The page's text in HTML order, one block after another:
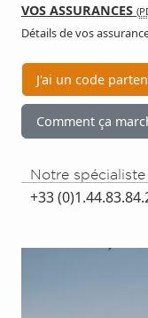
VOS ASSURANCES (
Détails de vos
J'ai un code
Comment ça
Notre
+33